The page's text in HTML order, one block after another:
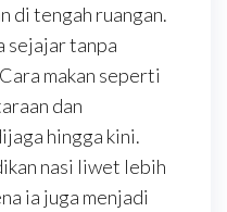
di tengah ruangan.
sejajar tanpa
makan seperti
dan
hingga kini.
nasi liwet lebih
ia juga menjadi